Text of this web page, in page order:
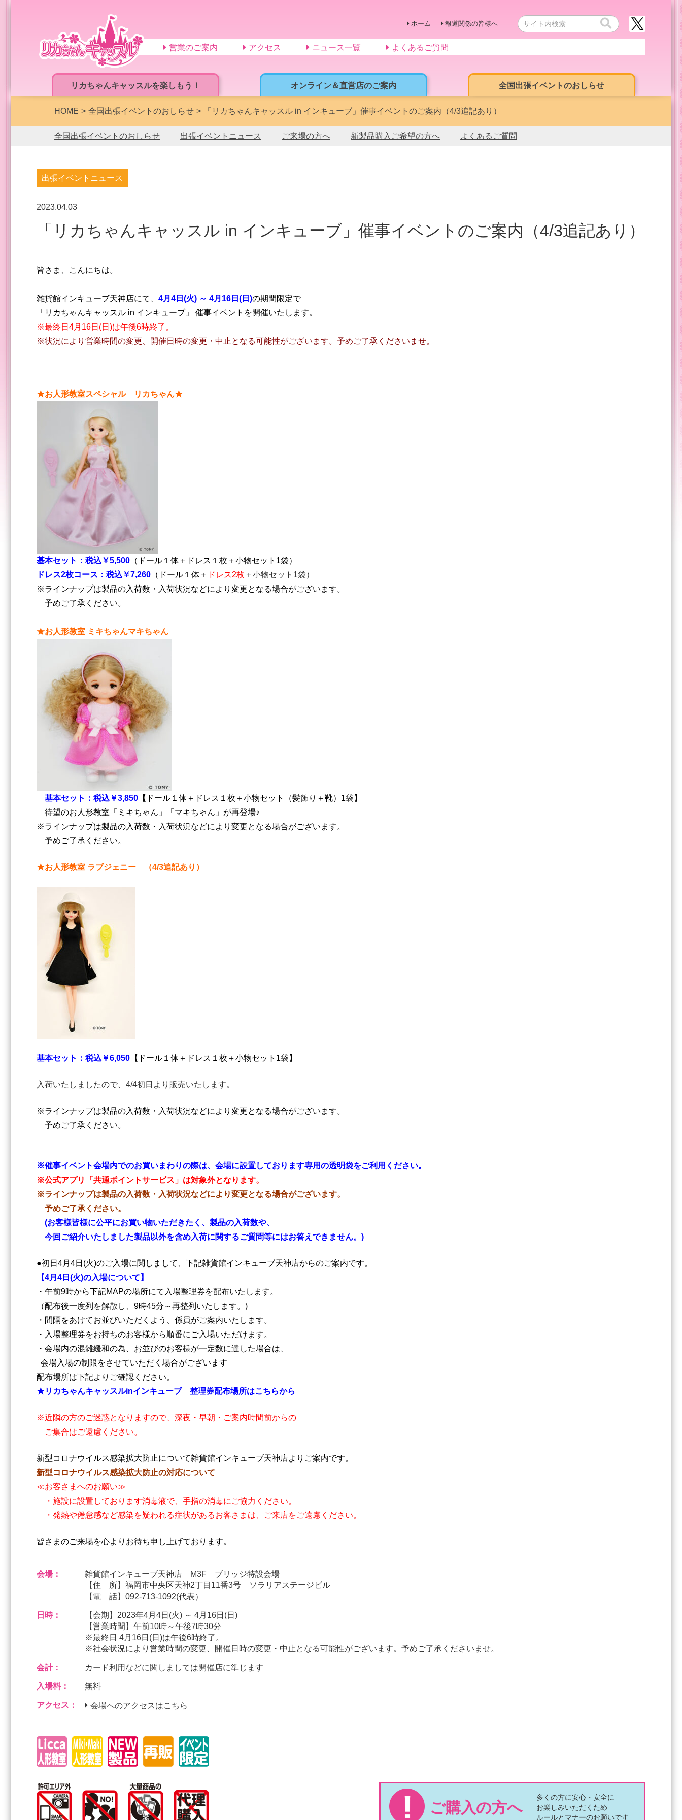
リカちゃんキャッスルを楽しもう！ オンライン＆直営店のご案内 全国出張イベントのおしらせ
ホーム 報道関係の皆様へ
営業のご案内 アクセス ニュース一覧 よくあるご質問
HOME 全国出張イベントのおしらせ 「リカちゃんキャッスル in インキューブ」催事イベントのご案内（4/3追記あり）
全国出張イベントのおしらせ 出張イベントニュース ご来場の方へ 新製品購入ご希望の方へ よくあるご質問
出張イベントニュース
2023.04.03
「リカちゃんキャッスル in インキューブ」催事イベントのご案内（4/3追記あり）
皆さま、こんにちは。
雑貨館インキューブ天神店にて、 4月4日(火) ～ 4月16日(日)の期間限定で
「リカちゃんキャッスル in インキューブ」 催事イベントを開催いたします。
※最終日4月16日(日)は午後6時終了。
※状況により営業時間の変更、開催日時の変更・中止となる可能性がございます。予めご了承くださいませ。
★お人形教室スペシャル リカちゃん★
基本セット：税込￥5,500 （ドール１体＋ドレス１枚＋小物セット1袋）
ドレス2枚コース：税込￥7,260 （ドール１体＋ ドレス2枚 ＋小物セット1袋）
※ラインナップは製品の入荷数・入荷状況などにより変更となる場合がございます。
予めご了承ください。
★お人形教室 ミキちゃんマキちゃん
基本セット：税込￥3,850 【 ドール１体＋ドレス１枚＋小物セット（髪飾り＋靴）1袋】
待望のお人形教室「ミキちゃん」「マキちゃん」が再登場♪
※ラインナップは製品の入荷数・入荷状況などにより変更となる場合がございます。
予めご了承ください。
★お人形教室 ラブジェニー （4/3追記あり）
基本セット：税込￥6,050 【 ドール１体＋ドレス１枚＋小物セット1袋】
入荷いたしましたので、4/4初日より販売いたします。
※ラインナップは製品の入荷数・入荷状況などにより変更となる場合がございます。
予めご了承ください。
※催事イベント会場内でのお買いまわりの際は、会場に設置しております専用の透明袋をご利用ください。
※公式アプリ「共通ポイントサービス」は対象外となります。
※ラインナップは製品の入荷数・入荷状況などにより変更となる場合がございます。
予めご了承ください。
(お客様皆様に公平にお買い物いただきたく、製品の入荷数や、
今回ご紹介いたしました製品以外を含め入荷に関するご質問等にはお答えできません。)
●初日4月4日(火)のご入場に関しまして、下記雑貨館インキューブ天神店からのご案内です。
【4月4日(火)の入場について】
・午前9時から下記MAPの場所にて入場整理券を配布いたします。
（配布後一度列を解散し、9時45分～再整列いたします。)
・間隔をあけてお並びいただくよう、係員がご案内いたします。
・入場整理券をお持ちのお客様から順番にご入場いただけます。
・会場内の混雑緩和の為、お並びのお客様が一定数に達した場合は、
会場入場の制限をさせていただく場合がございます
配布場所は下記よりご確認ください。
★リカちゃんキャッスルinインキューブ 整理券配布場所はこちらから
※近隣の方のご迷惑となりますので、深夜・早朝・ご案内時間前からの
ご集合はご遠慮ください。
新型コロナウイルス感染拡大防止について雑貨館インキューブ天神店よりご案内です。
新型コロナウイルス感染拡大防止の対応について
≪お客さまへのお願い≫
・施設に設置しております消毒液で、手指の消毒にご協力ください。
・発熱や倦怠感など感染を疑われる症状があるお客さまは、ご来店をご遠慮ください。
皆さまのご来場を心よりお待ち申し上げております。
会場：
雑貨館インキューブ天神店 M3F ブリッジ特設会場
【住 所】福岡市中央区天神2丁目11番3号 ソラリアステージビル
【電 話】092‐713‐1092(代表）
日時：
【会期】2023年4月4日(火) ～ 4月16日(日)
【営業時間】午前10時～午後7時30分
※最終日 4月16日(日)は午後6時終了。
※社会状況により営業時間の変更、開催日時の変更・中止となる可能性がございます。予めご了承くださいませ。
会計： カード利用などに関しましては開催店に準じます
入場料： 無料
アクセス： 会場へのアクセスはこちら
ご購入の方へ
多くの方に安心・安全に
お楽しみいただくため
ルールとマナーのお願いです